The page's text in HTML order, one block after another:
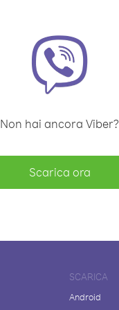
Non hai ancora Viber?
Scarica ora
SCARICA
Android